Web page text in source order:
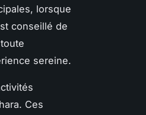
lorsque
conseillé de
sereine.
Ces